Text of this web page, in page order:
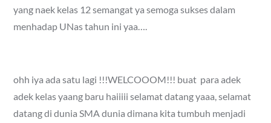
yang naek kelas 12 semangat ya semoga sukses dalam
menhadap UNas tahun ini yaa….
ohh iya ada satu lagi !!!WELCOOOM!!! buat para adek
adek kelas yaang baru haiiiii selamat datang yaaa, selamat
datang di dunia SMA dunia dimana kita tumbuh menjadi